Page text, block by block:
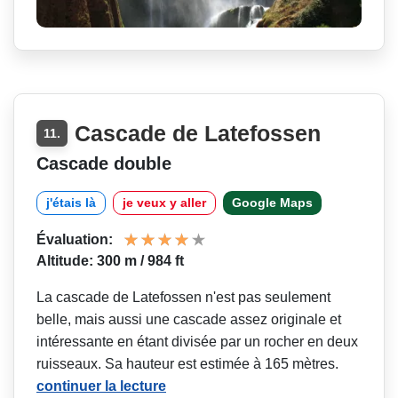
11. Cascade de Latefossen
Cascade double
j'étais là je veux y aller Google Maps
Évaluation:
Altitude: 300 m / 984 ft
La cascade de Latefossen n'est pas seulement
belle, mais aussi une cascade assez originale et
intéressante en étant divisée par un rocher en deux
ruisseaux. Sa hauteur est estimée à 165 mètres.
continuer la lecture